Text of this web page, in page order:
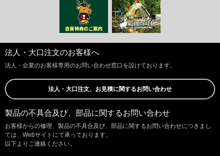
法人・大口注文のお客様へ
法人・企業のお客様専用のお問い合わせ窓口を設けております。
法人・大口注文、お見積に関するお問い合わせ
製品の不具合及び、部品に関するお問い合わせ
お客様からの修理、製品の不具合及び、部品に関するお問い合わせにつきまし
ては、Webサイトにて承っております。
以下よりご連絡ください。